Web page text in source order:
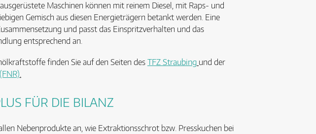
Maschinen können mit reinem Diesel, mit Raps- und
Gemisch aus diesen Energieträgern betankt werden. Eine
und passt das Einspritzverhalten und das
entsprechend an.
finden Sie auf den Seiten desTFZ Straubing und der
.
FÜR DIE BILANZ
Nebenprodukte an, wie Extraktionsschrot bzw. Presskuchen bei